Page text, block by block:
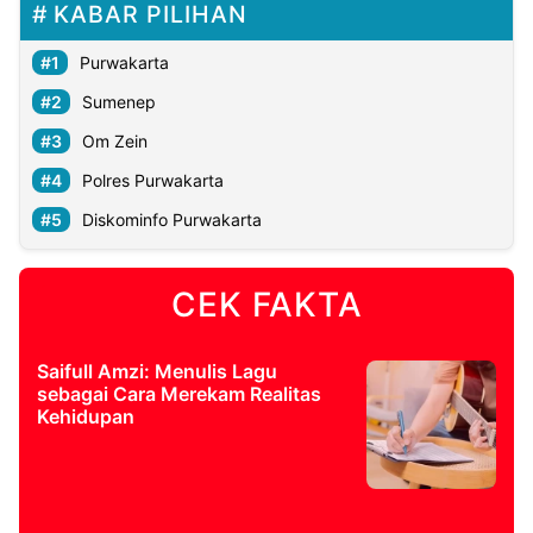
KABAR PILIHAN
Purwakarta
Sumenep
Om Zein
Polres Purwakarta
Diskominfo Purwakarta
CEK FAKTA
Saifull Amzi: Menulis Lagu
sebagai Cara Merekam Realitas
Kehidupan